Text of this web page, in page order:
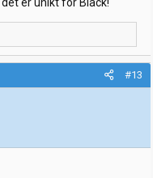
#13